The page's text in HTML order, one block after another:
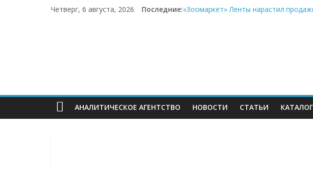
Четверг, 6 августа, 2026 Последние:«Зоомаркет» Ленты нарастил
о
E-
АНАЛИТИЧЕСКОЕ АГЕНТСТВО НОВОСТИ СТАТЬИ